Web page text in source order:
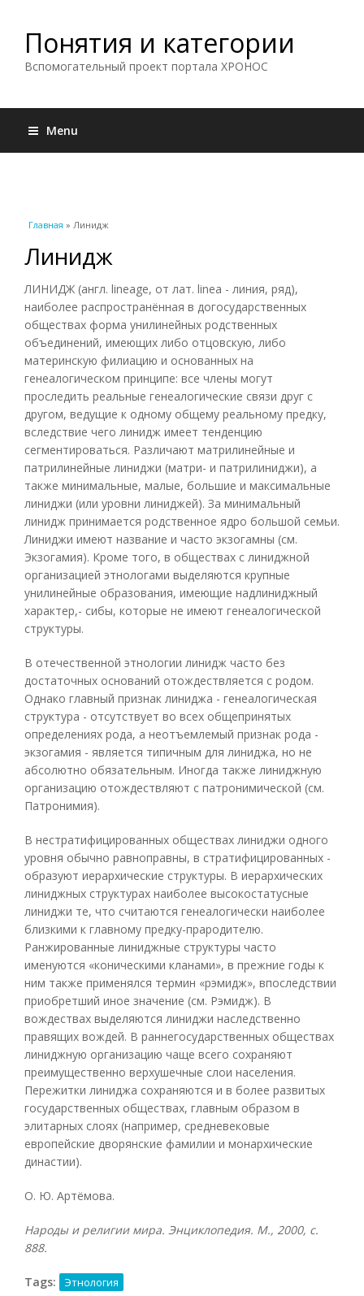
Понятия и категории
Вспомогательный проект портала ХРОНОС
Menu
Вы здесь
Главная » Линидж
Линидж
ЛИНИДЖ (англ. lineage, от лат. linea - линия, ряд),
наиболее распространённая в догосударственных
обществах форма унилинейных родственных
объединений, имеющих либо отцовскую, либо
материнскую филиацию и основанных на
генеалогическом принципе: все члены могут
проследить реальные генеалогические связи друг с
другом, ведущие к одному общему реальному предку,
вследствие чего линидж имеет тенденцию
сегментироваться. Различают матрилинейные и
патрилинейные линиджи (матри- и патрилиниджи), а
также минимальные, малые, большие и максимальные
линиджи (или уровни линиджей). За минимальный
линидж принимается родственное ядро большой семьи.
Линиджи имеют название и часто экзогамны (см.
Экзогамия). Кроме того, в обществах с линиджной
организацией этнологами выделяются крупные
унилинейные образования, имеющие надлиниджный
характер,- сибы, которые не имеют генеалогической
структуры.
В отечественной этнологии линидж часто без
достаточных оснований отождествляется с родом.
Однако главный признак линиджа - генеалогическая
структура - отсутствует во всех общепринятых
определениях рода, а неотъемлемый признак рода -
экзогамия - является типичным для линиджа, но не
абсолютно обязательным. Иногда также линиджную
организацию отождествляют с патронимической (см.
Патронимия).
В нестратифицированных обществах линиджи одного
уровня обычно равноправны, в стратифицированных -
образуют иерархические структуры. В иерархических
линиджных структурах наиболее высокостатусные
линиджи те, что считаются генеалогически наиболее
близкими к главному предку-прародителю.
Ранжированные линиджные структуры часто
именуются «коническими кланами», в прежние годы к
ним также применялся термин «рэмидж», впоследствии
приобретший иное значение (см. Рэмидж). В
вождествах выделяются линиджи наследственно
правящих вождей. В раннегосударственных обществах
линиджную организацию чаще всего сохраняют
преимущественно верхушечные слои населения.
Пережитки линиджа сохраняются и в более развитых
государственных обществах, главным образом в
элитарных слоях (например, средневековые
европейские дворянские фамилии и монархические
династии).
О. Ю. Артёмова.
Народы и религии мира. Энциклопедия. М., 2000, с.
888.
Tags: Этнология